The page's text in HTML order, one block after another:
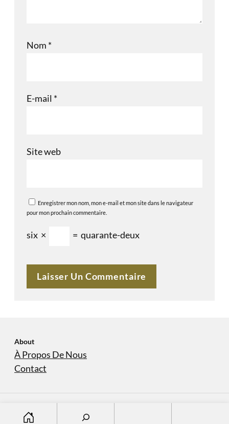
Nom *
E-mail *
Site web
Enregistrer mon nom, mon e-mail et mon site dans le navigateur
pour mon prochain commentaire.
six × = quarante-deux
About
À Propos De Nous
Contact
Copyright © 2023